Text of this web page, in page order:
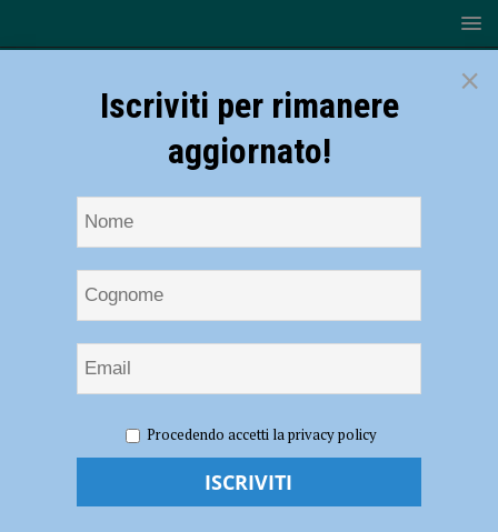
Bobbio, appello dell’Ausl: “Invito per tampone precauzionale a chi ha
frequentato un bar e un agriturismo di Corte Brugnatella”
Contagi a Bobbio, appello dell’Ausl:
×
Iscriviti per rimanere
aggiornato!
Procedendo accetti la privacy policy